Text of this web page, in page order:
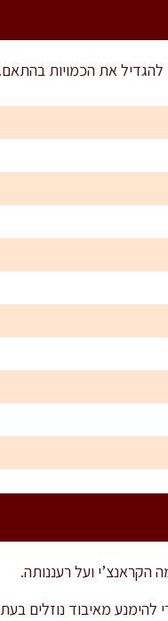
הקראנצ’י ועל רעננותה.
להימנע מאיבוד נוזלים בעת